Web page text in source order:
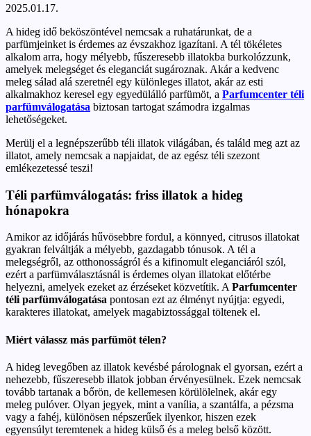
2025.01.17.
A hideg idő beköszöntével nemcsak a ruhatárunkat, de a
parfümjeinket is érdemes az évszakhoz igazítani. A tél tökéletes
alkalom arra, hogy mélyebb, fűszeresebb illatokba burkolózzunk,
amelyek melegséget és eleganciát sugároznak. Akár a kedvenc
meleg sálad alá szeretnél egy különleges illatot, akár az esti
alkalmakhoz keresel egy egyedülálló parfümöt, a Parfumcenter téli
parfümválogatása biztosan tartogat számodra izgalmas
lehetőségeket.
Merülj el a legnépszerűbb téli illatok világában, és találd meg azt az
illatot, amely nemcsak a napjaidat, de az egész téli szezont
emlékezetessé teszi!
Téli parfümválogatás: friss illatok a hideg
hónapokra
Amikor az időjárás hűvösebbre fordul, a könnyed, citrusos illatokat
gyakran felváltják a mélyebb, gazdagabb tónusok. A tél a
melegségről, az otthonosságról és a kifinomult eleganciáról szól,
ezért a parfümválasztásnál is érdemes olyan illatokat előtérbe
helyezni, amelyek ezeket az érzéseket közvetítik. A Parfumcenter
téli parfümválogatása pontosan ezt az élményt nyújtja: egyedi,
karakteres illatokat, amelyek magabiztossággal töltenek el.
Miért válassz más parfümöt télen?
A hideg levegőben az illatok kevésbé párolognak el gyorsan, ezért a
nehezebb, fűszeresebb illatok jobban érvényesülnek. Ezek nemcsak
tovább tartanak a bőrön, de kellemesen körülölelnek, akár egy
meleg pulóver. Olyan jegyek, mint a vanília, a szantálfa, a pézsma
vagy a fahéj, különösen népszerűek ilyenkor, hiszen ezek
egyensúlyt teremtenek a hideg külső és a meleg belső között.